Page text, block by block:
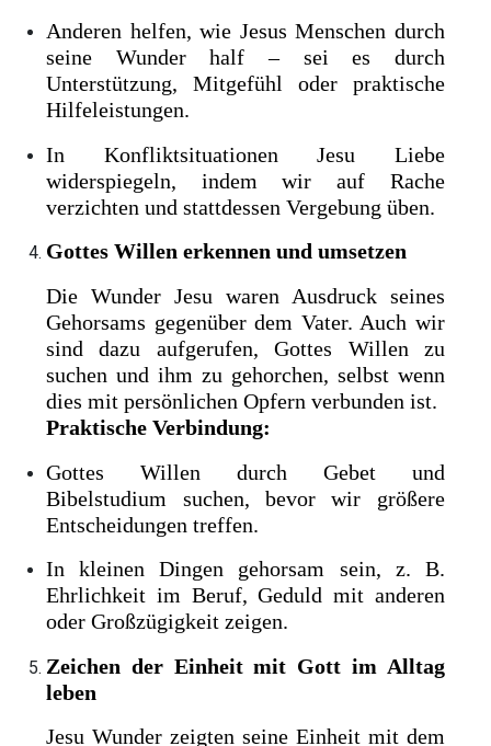
Anderen helfen, wie Jesus Menschen durch
seine Wunder half – sei es durch
Unterstützung, Mitgefühl oder praktische
Hilfeleistungen.
In Konfliktsituationen Jesu Liebe
widerspiegeln, indem wir auf Rache
verzichten und stattdessen Vergebung üben.
Gottes Willen erkennen und umsetzen
Die Wunder Jesu waren Ausdruck seines
Gehorsams gegenüber dem Vater. Auch wir
sind dazu aufgerufen, Gottes Willen zu
suchen und ihm zu gehorchen, selbst wenn
dies mit persönlichen Opfern verbunden ist.
Praktische Verbindung:
Gottes Willen durch Gebet und
Bibelstudium suchen, bevor wir größere
Entscheidungen treffen.
In kleinen Dingen gehorsam sein, z. B.
Ehrlichkeit im Beruf, Geduld mit anderen
oder Großzügigkeit zeigen.
Zeichen der Einheit mit Gott im Alltag
leben
Jesu Wunder zeigten seine Einheit mit dem